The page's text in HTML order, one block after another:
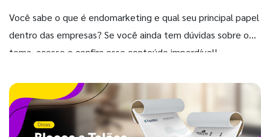
Você sabe o que é endomarketing e qual seu principal papel
dentro das empresas? Se você ainda tem dúvidas sobre o
tema, acesse e confira esse conteúdo imperdível!